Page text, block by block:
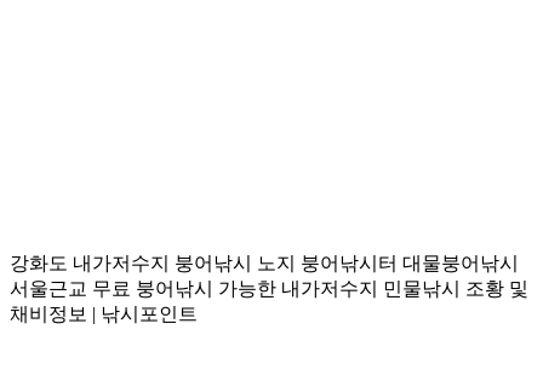
강화도 내가저수지 붕어낚시 노지 붕어낚시터 대물붕어낚시
서울근교 무료 붕어낚시 가능한 내가저수지 민물낚시 조황 및
채비정보 | 낚시포인트